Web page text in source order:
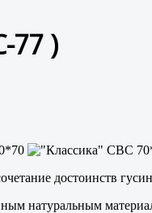
77 )
достоинств
натуральным